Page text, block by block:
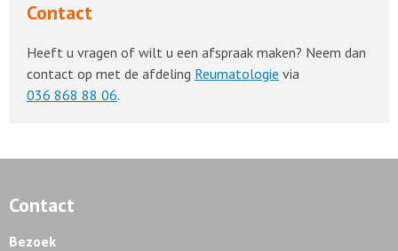
Contact
Heeft u vragen of wilt u een afspraak maken? Neem dan
contact op met de afdeling Reumatologie via
036 868 88 06.
Contact
Bezoek